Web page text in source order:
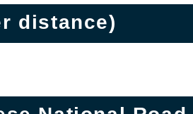
distance)